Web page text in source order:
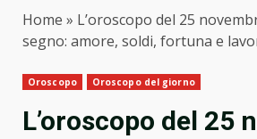
Home » L’oroscopo del 25
segno: amore, soldi, fortuna e
Oroscopo Oroscopo del giorno
L’oroscopo del 25